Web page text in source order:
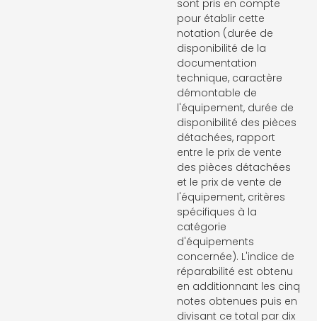
sont pris en compte
pour établir cette
notation (durée de
disponibilité de la
documentation
technique, caractère
démontable de
l'équipement, durée de
disponibilité des pièces
détachées, rapport
entre le prix de vente
des pièces détachées
et le prix de vente de
l'équipement, critères
spécifiques à la
catégorie
d'équipements
concernée). L'indice de
réparabilité est obtenu
en additionnant les cinq
notes obtenues puis en
divisant ce total par dix